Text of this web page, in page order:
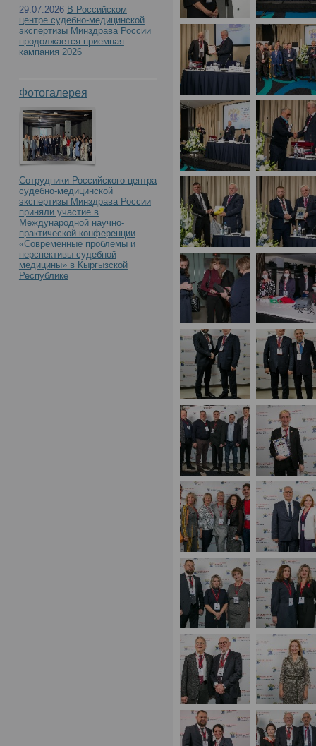
Российского центра
экспертизы. К 90-
образования»(День1)
29.07.2026 В Российском
центре судебно-медицинской
экспертизы Минздрава России
продолжается приемная
кампания 2026
Фотогалерея
Сотрудники Российского центра
судебно-медицинской
экспертизы Минздрава России
приняли участие в
Международной научно-
практической конференции
«Современные проблемы и
перспективы судебной
медицины» в Кыргызской
Республике